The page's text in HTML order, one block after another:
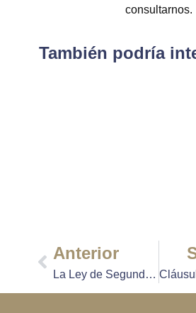
consultarnos.
También podría
Anterior
La Ley de Segunda Oportunidad es la solución a tus deudas, ¡conoce cómo!